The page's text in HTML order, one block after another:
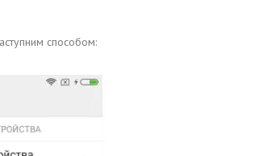
способом: